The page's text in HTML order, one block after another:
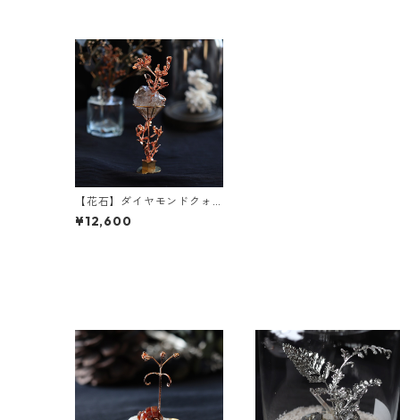
【花石】ダイヤモンドクォ
ーツとマルバマンネングサ
¥12,600